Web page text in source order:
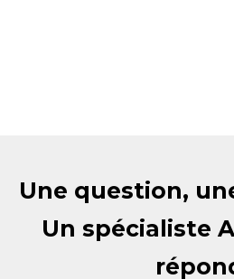
Une question,
Un spécialiste